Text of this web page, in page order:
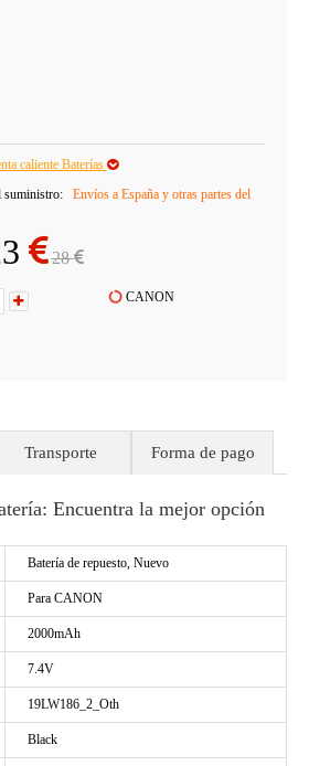
caliente Baterías
suministro:
Envíos a España y otras partes del
28
CANON
Transporte Forma de pago
Encuentra la mejor opción
Batería de repuesto, Nuevo
Para CANON
2000mAh
7.4V
19LW186_2_Oth
Black